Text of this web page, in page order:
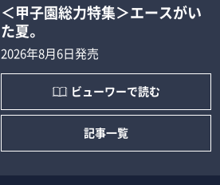
＜甲子園総力特集＞エースがい
た夏。
2026年8月6日発売
ビューワーで読む
記事一覧